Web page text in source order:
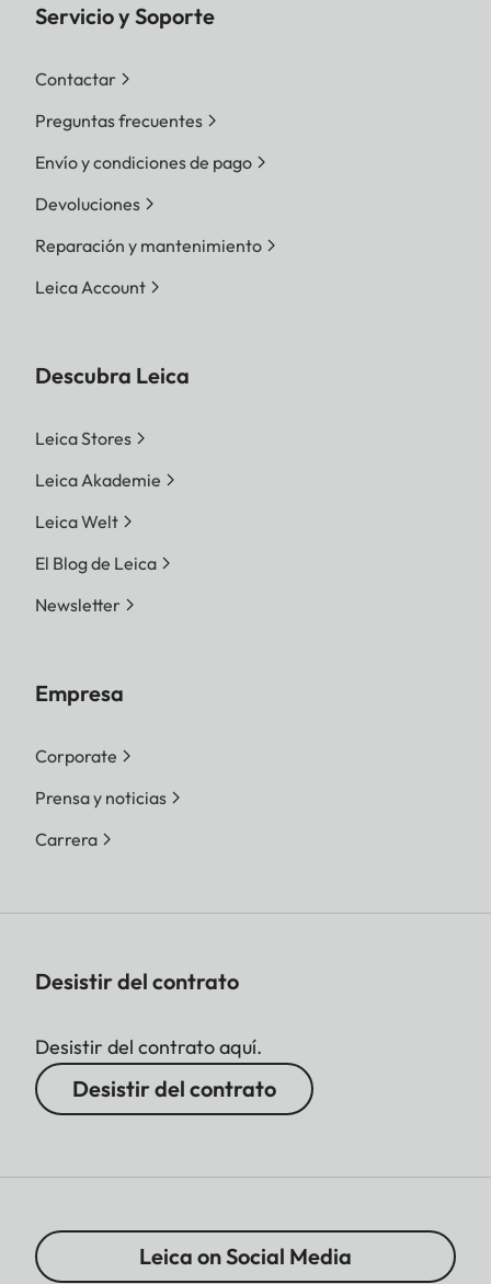
Servicio y Soporte
Contactar
Preguntas frecuentes
Envío y condiciones de pago
Devoluciones
Reparación y mantenimiento
Leica Account
Descubra Leica
Leica Stores
Leica Akademie
Leica Welt
El Blog de Leica
Newsletter
Empresa
Corporate
Prensa y noticias
Carrera
Desistir del contrato
Desistir del contrato aquí.
Desistir del contrato
Leica on Social Media